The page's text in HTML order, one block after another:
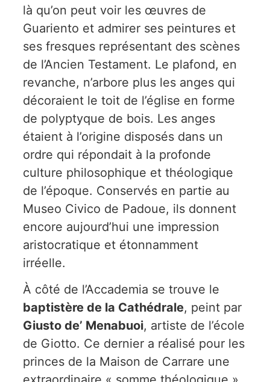
là qu’on peut voir les œuvres de
Guariento et admirer ses peintures et
ses fresques représentant des scènes
de l’Ancien Testament. Le plafond, en
revanche, n’arbore plus les anges qui
décoraient le toit de l’église en forme
de polyptyque de bois. Les anges
étaient à l’origine disposés dans un
ordre qui répondait à la profonde
culture philosophique et théologique
de l’époque. Conservés en partie au
Museo Civico de Padoue, ils donnent
encore aujourd’hui une impression
aristocratique et étonnamment
irréelle.
À côté de l’Accademia se trouve le
baptistère de la Cathédrale, peint par
Giusto de’ Menabuoi, artiste de l’école
de Giotto. Ce dernier a réalisé pour les
princes de la Maison de Carrare une